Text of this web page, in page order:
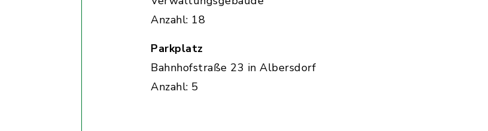
Anzahl: 18
Parkplatz
Bahnhofstraße 23 in Albersdorf
Anzahl: 5